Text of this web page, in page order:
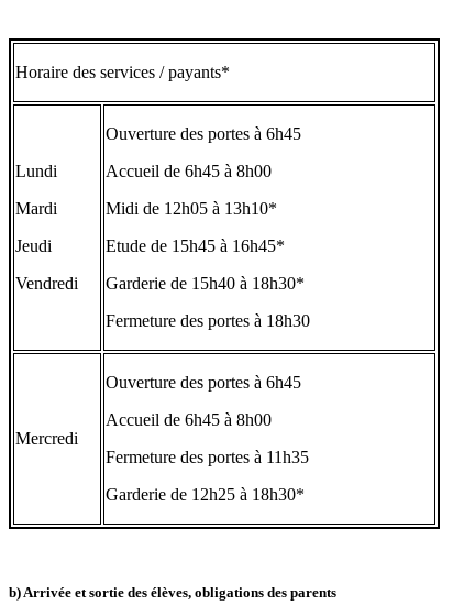
Horaire des services / payants*
Lundi
Mardi
Jeudi
Vendredi
Ouverture des portes à 6h45
Accueil de 6h45 à 8h00
Midi de 12h05 à 13h10*
Etude de 15h45 à 16h45*
Garderie de 15h40 à 18h30*
Fermeture des portes à 18h30
Mercredi
Ouverture des portes à 6h45
Accueil de 6h45 à 8h00
Fermeture des portes à 11h35
Garderie de 12h25 à 18h30*
b) Arrivée et sortie des élèves, obligations des parents